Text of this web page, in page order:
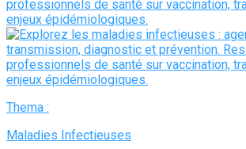
Thema :
Maladies Infectieuses